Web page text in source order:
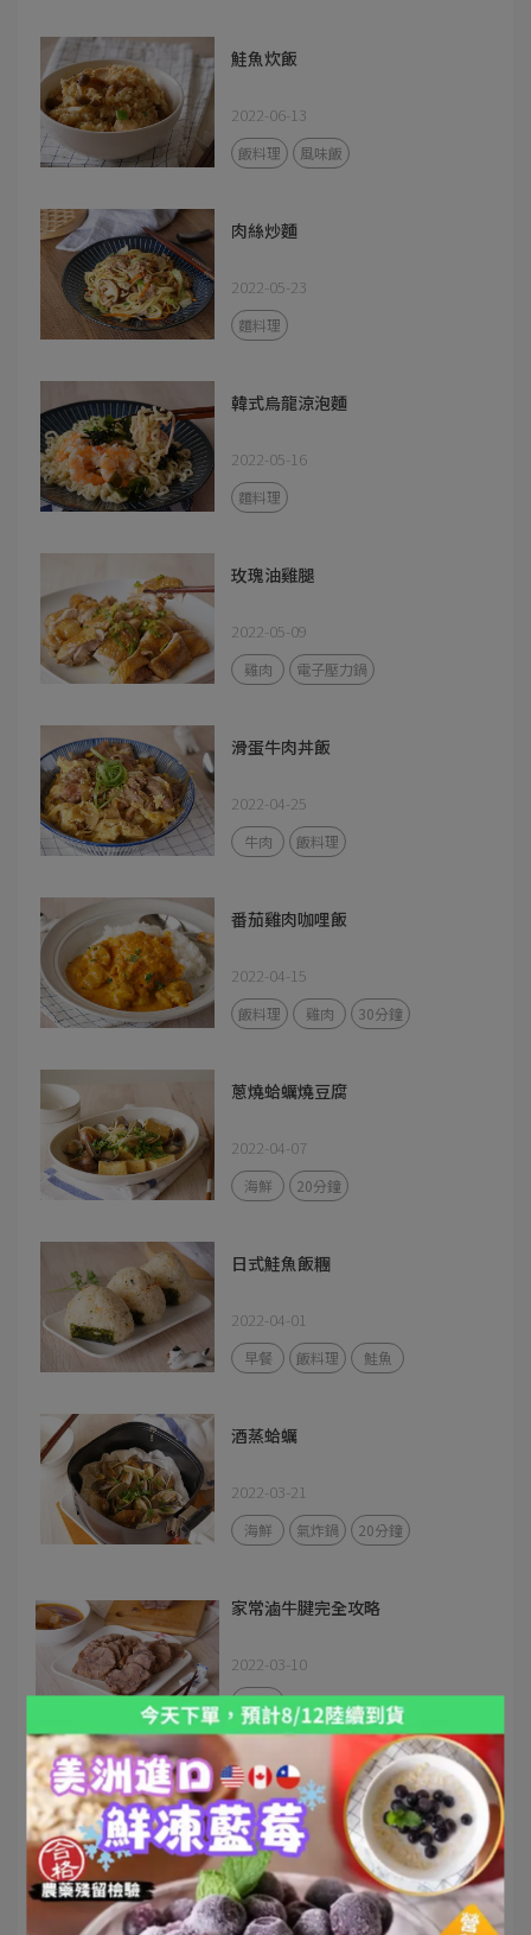
鮭魚炊飯
2022-06-13
飯料理 風味飯
肉絲炒麵
2022-05-23
麵料理
韓式烏龍涼泡麵
2022-05-16
麵料理
玫瑰油雞腿
2022-05-09
雞肉 電子壓力鍋
滑蛋牛肉丼飯
2022-04-25
牛肉 飯料理
番茄雞肉咖哩飯
2022-04-15
飯料理 雞肉 30分鐘
蔥燒蛤蠣燒豆腐
2022-04-07
海鮮 20分鐘
日式鮭魚飯糰
2022-04-01
早餐 飯料理 鮭魚
酒蒸蛤蠣
2022-03-21
海鮮 氣炸鍋 20分鐘
家常滷牛腱完全攻略
2022-03-10
牛肉
鮮蝦清湯麵
2022-02-21
蝦子 麵料理